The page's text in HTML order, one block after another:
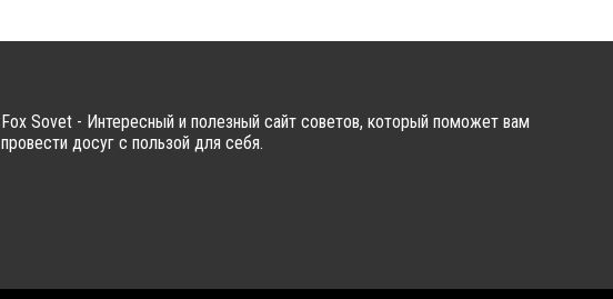
Fox Sovet - Интересный и полезный сайт советов, который поможет вам
провести досуг с пользой для себя.